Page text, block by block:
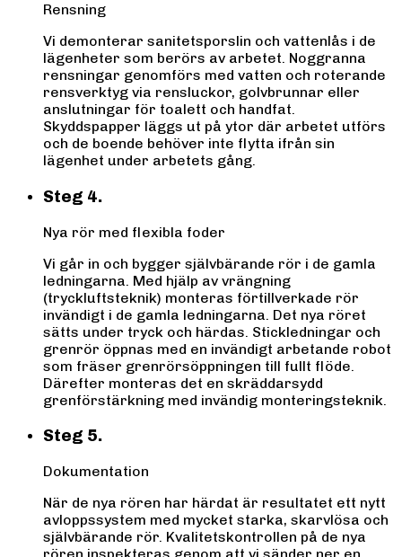
Rensning
Vi demonterar sanitetsporslin och vattenlås i de
lägenheter som berörs av arbetet. Noggranna
rensningar genomförs med vatten och roterande
rensverktyg via rensluckor, golvbrunnar eller
anslutningar för toalett och handfat.
Skyddspapper läggs ut på ytor där arbetet utförs
och de boende behöver inte flytta ifrån sin
lägenhet under arbetets gång.
Steg 4.
Nya rör med flexibla foder
Vi går in och bygger självbärande rör i de gamla
ledningarna. Med hjälp av vrängning
(tryckluftsteknik) monteras förtillverkade rör
invändigt i de gamla ledningarna. Det nya röret
sätts under tryck och härdas. Stickledningar och
grenrör öppnas med en invändigt arbetande robot
som fräser grenrörsöppningen till fullt flöde.
Därefter monteras det en skräddarsydd
grenförstärkning med invändig monteringsteknik.
Steg 5.
Dokumentation
När de nya rören har härdat är resultatet ett nytt
avloppssystem med mycket starka, skarvlösa och
självbärande rör. Kvalitetskontrollen på de nya